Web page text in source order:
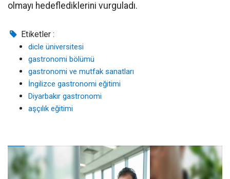
olmayı hedeflediklerini vurguladı.
Etiketler :
dicle üniversitesi
gastronomi bölümü
gastronomi ve mutfak sanatları
İngilizce gastronomi eğitimi
Diyarbakır gastronomi
aşçılık eğitimi